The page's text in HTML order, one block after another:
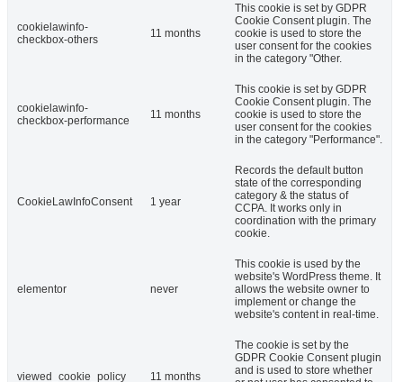
cookielawinfo-
checkbox-others
11 months
This cookie is set by GDPR
Cookie Consent plugin. The
cookie is used to store the
user consent for the cookies
in the category "Other.
cookielawinfo-
checkbox-performance
11 months
This cookie is set by GDPR
Cookie Consent plugin. The
cookie is used to store the
user consent for the cookies
in the category "Performance".
CookieLawInfoConsent 1 year
Records the default button
state of the corresponding
category & the status of
CCPA. It works only in
coordination with the primary
cookie.
elementor never
This cookie is used by the
website's WordPress theme. It
allows the website owner to
implement or change the
website's content in real-time.
viewed_cookie_policy 11 months
The cookie is set by the
GDPR Cookie Consent plugin
and is used to store whether